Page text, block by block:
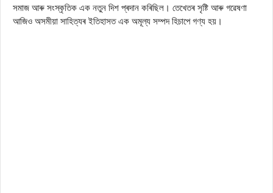
সমাজ আৰু সংস্কৃতিক এক নতুন দিশ প্ৰদান কৰিছিল। তেখেতৰ সৃষ্টি আৰু গৱেষণা
আজিও অসমীয়া সাহিত্যৰ ইতিহাসত এক অমূল্য সম্পদ হিচাপে গণ্য হয়।